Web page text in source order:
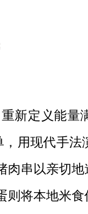
新定义能量
用现代手
肉串以亲切
将本地米食